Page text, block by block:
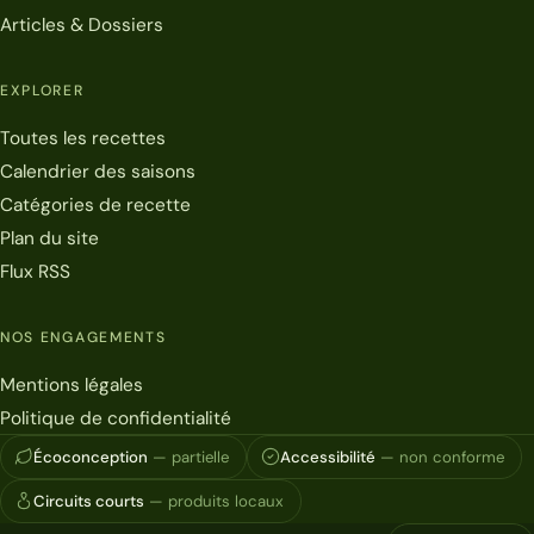
Articles & Dossiers
EXPLORER
Toutes les recettes
Calendrier des saisons
Catégories de recette
Plan du site
Flux RSS
NOS ENGAGEMENTS
Mentions légales
Politique de confidentialité
Écoconception — partielle Accessibilité — non conforme
Circuits courts — produits locaux